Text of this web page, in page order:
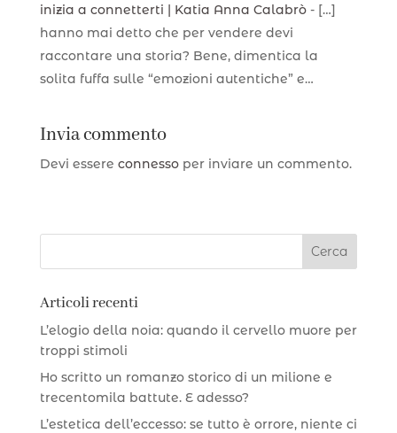
inizia a connetterti | Katia Anna Calabrò- […]
hanno mai detto che per vendere devi
raccontare una storia? Bene, dimentica la
solita fuffa sulle “emozioni autentiche” e…
Invia commento
Devi essere connessoper inviare un commento.
Articoli recenti
L’elogio della noia: quando il cervello muore per
troppi stimoli
Ho scritto un romanzo storico di un milione e
trecentomila battute. E adesso?
L’estetica dell’eccesso: se tutto è orrore, niente ci